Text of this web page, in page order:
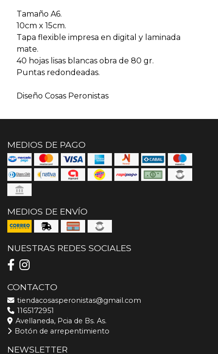
Tamaño A6.
10cm x 15cm.
Tapa flexible impresa en digital y laminada
mate.
40 hojas lisas blancas obra de 80 gr.
Puntas redondeadas.
Diseño Cosas Peronistas
MEDIOS DE PAGO
MEDIOS DE ENVÍO
NUESTRAS REDES SOCIALES
CONTACTO
tiendacosasperonistas@gmail.com
1165172951
Avellaneda, Pcia de Bs. As.
Botón de arrepentimiento
NEWSLETTER